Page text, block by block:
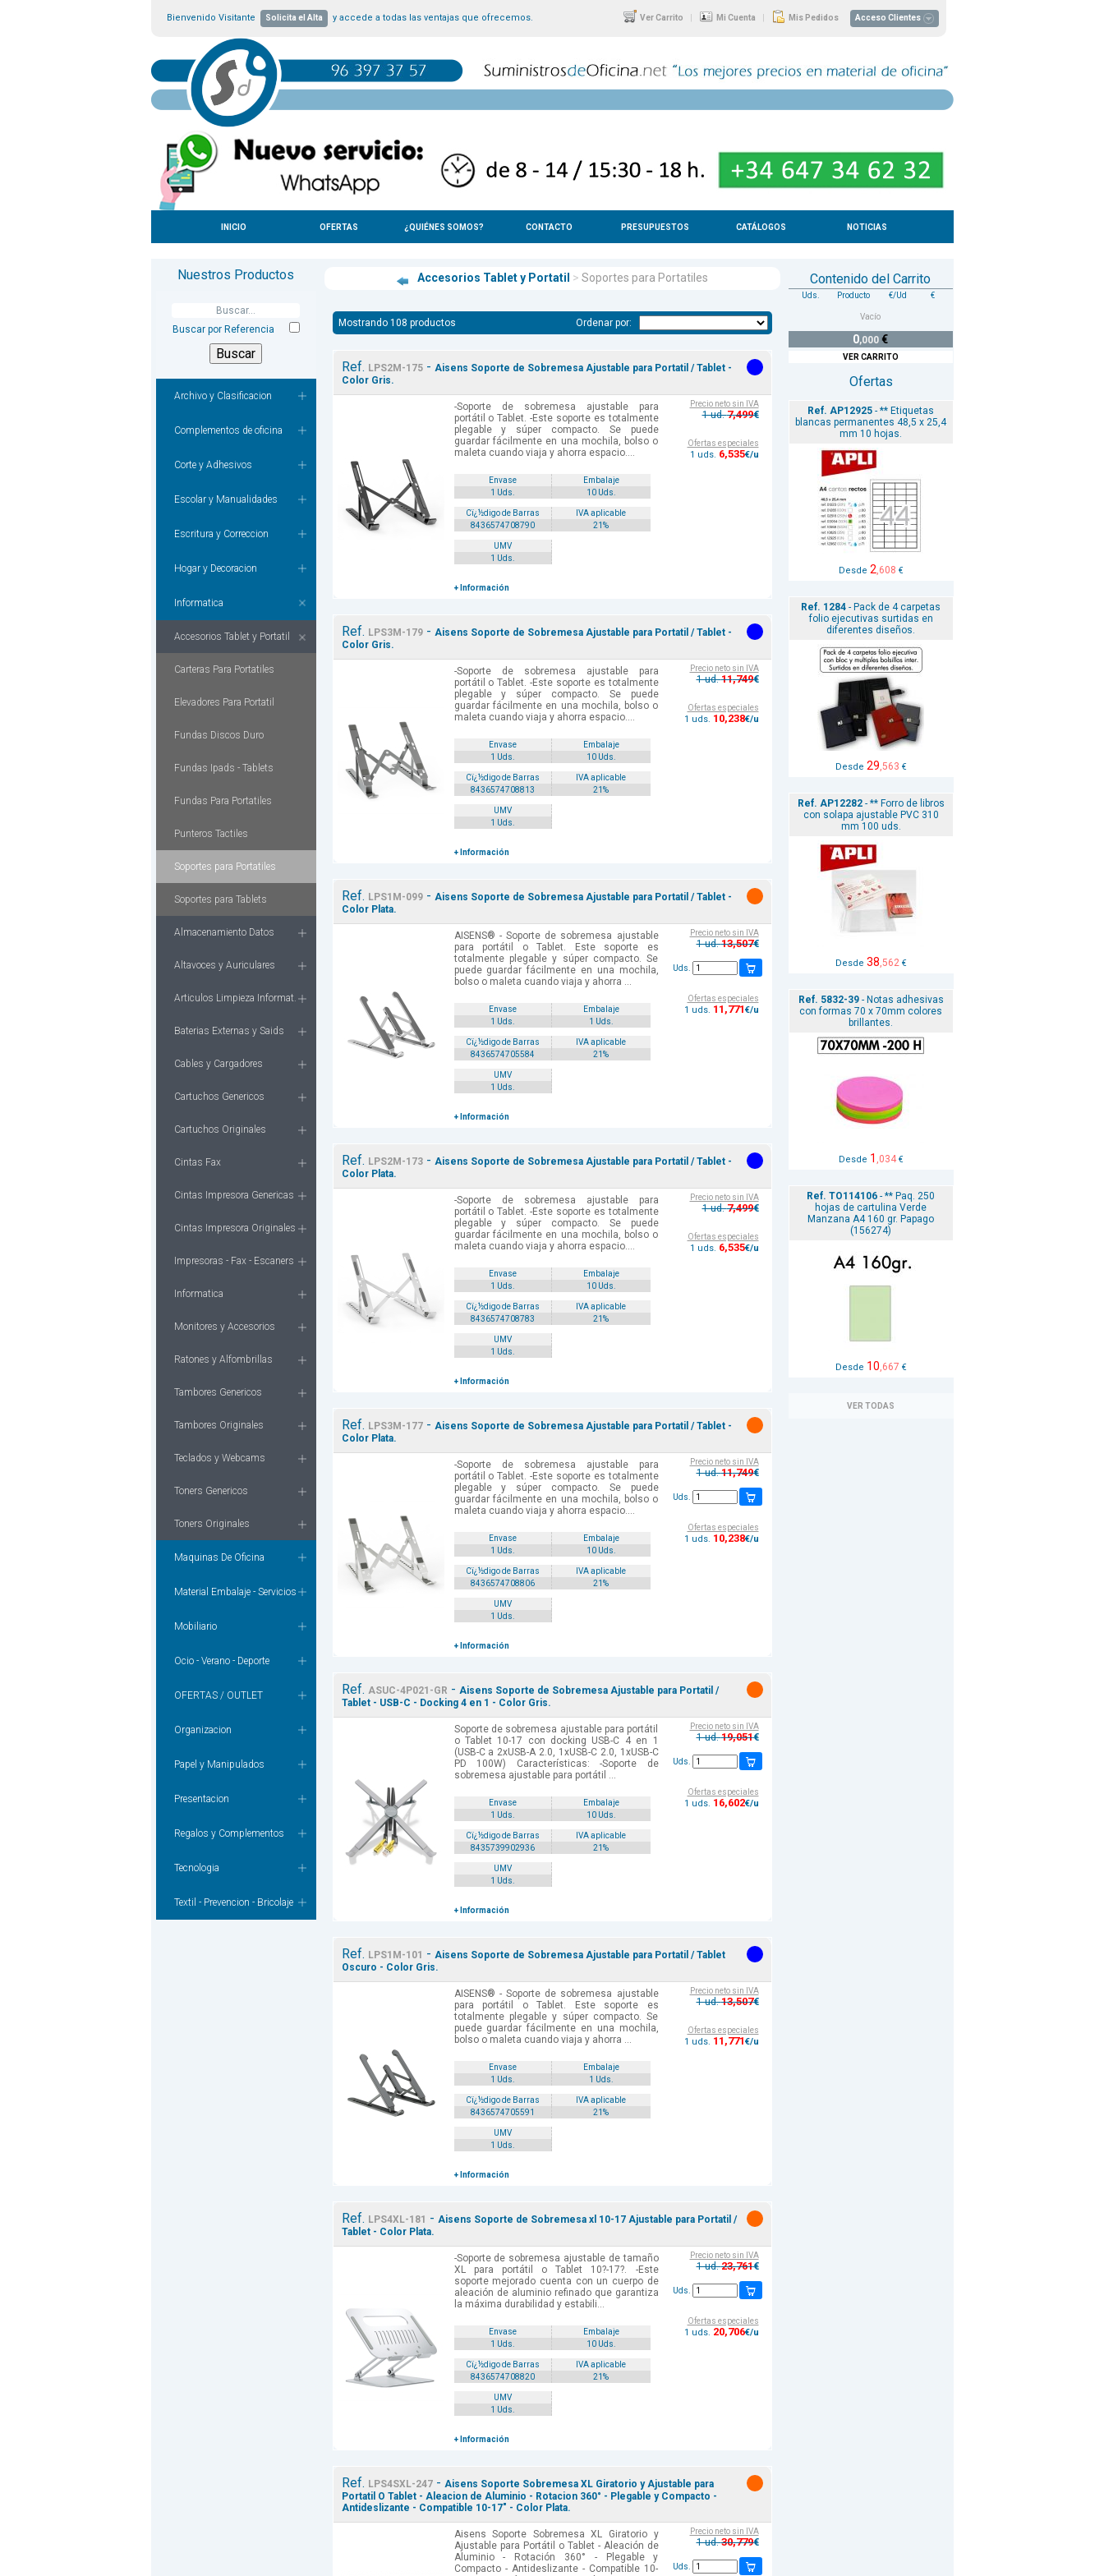
Bienvenido Visitante Solicita el Alta y accede a todas las ventajas que ofrecemos. Ver Carrito | Mi Cuenta | Mis Pedidos Acceso Clientes
INICIO OFERTAS ¿QUIÉNES SOMOS? CONTACTO PRESUPUESTOS CATÁLOGOS NOTICIAS
Nuestros Productos
Buscar por Referencia
Archivo y Clasificacion
Complementos de oficina
Corte y Adhesivos
Escolar y Manualidades
Escritura y Correccion
Hogar y Decoracion
Informatica
Accesorios Tablet y Portatil
Carteras Para Portatiles
Elevadores Para Portatil
Fundas Discos Duro
Fundas Ipads - Tablets
Fundas Para Portatiles
Punteros Tactiles
Soportes para Portatiles
Soportes para Tablets
Almacenamiento Datos
Altavoces y Auriculares
Articulos Limpieza Informat.
Baterias Externas y Saids
Cables y Cargadores
Cartuchos Genericos
Cartuchos Originales
Cintas Fax
Cintas Impresora Genericas
Cintas Impresora Originales
Impresoras - Fax - Escaners
Informatica
Monitores y Accesorios
Ratones y Alfombrillas
Tambores Genericos
Tambores Originales
Teclados y Webcams
Toners Genericos
Toners Originales
Maquinas De Oficina
Material Embalaje - Servicios
Mobiliario
Ocio - Verano - Deporte
OFERTAS / OUTLET
Organizacion
Papel y Manipulados
Presentacion
Regalos y Complementos
Tecnologia
Textil - Prevencion - Bricolaje
Accesorios Tablet y Portatil > Soportes para Portatiles
Mostrando 108 productos Ordenar por:
Ref. LPS2M-175- Aisens Soporte de Sobremesa Ajustable para Portatil / Tablet -
Color Gris.
-Soporte de sobremesa ajustable para
portátil o Tablet. -Este soporte es totalmente
plegable y súper compacto. Se puede
guardar fácilmente en una mochila, bolso o
maleta cuando viaja y ahorra espacio....
Envase
Embalaje
1 Uds.
10 Uds.
Cï¿½digo de Barras
IVA aplicable
8436574708790
21%
UMV
1 Uds.
+ Información
Precio neto sin IVA
1 ud.7,499€
Ofertas especiales
1 uds. 6,535€/u
Ref. LPS3M-179- Aisens Soporte de Sobremesa Ajustable para Portatil / Tablet -
Color Gris.
-Soporte de sobremesa ajustable para
portátil o Tablet. -Este soporte es totalmente
plegable y súper compacto. Se puede
guardar fácilmente en una mochila, bolso o
maleta cuando viaja y ahorra espacio....
Envase
Embalaje
1 Uds.
10 Uds.
Cï¿½digo de Barras
IVA aplicable
8436574708813
21%
UMV
1 Uds.
+ Información
Precio neto sin IVA
1 ud.11,749€
Ofertas especiales
1 uds. 10,238€/u
Ref. LPS1M-099- Aisens Soporte de Sobremesa Ajustable para Portatil / Tablet -
Color Plata.
AISENS® - Soporte de sobremesa ajustable
para portátil o Tablet. Este soporte es
totalmente plegable y súper compacto. Se
puede guardar fácilmente en una mochila,
bolso o maleta cuando viaja y ahorra ...
Envase
Embalaje
1 Uds.
1 Uds.
Cï¿½digo de Barras
IVA aplicable
8436574705584
21%
UMV
1 Uds.
+ Información
Precio neto sin IVA
1 ud.13,507€
Uds.
Ofertas especiales
1 uds. 11 ,771€/u
Ref. LPS2M-173- Aisens Soporte de Sobremesa Ajustable para Portatil / Tablet -
Color Plata.
-Soporte de sobremesa ajustable para
portátil o Tablet. -Este soporte es totalmente
plegable y súper compacto. Se puede
guardar fácilmente en una mochila, bolso o
maleta cuando viaja y ahorra espacio....
Envase
Embalaje
1 Uds.
10 Uds.
Cï¿½digo de Barras
IVA aplicable
8436574708783
21%
UMV
1 Uds.
+ Información
Precio neto sin IVA
1 ud.7,499€
Ofertas especiales
1 uds. 6,535€/u
Ref. LPS3M-177- Aisens Soporte de Sobremesa Ajustable para Portatil / Tablet -
Color Plata.
-Soporte de sobremesa ajustable para
portátil o Tablet. -Este soporte es totalmente
plegable y súper compacto. Se puede
guardar fácilmente en una mochila, bolso o
maleta cuando viaja y ahorra espacio....
Envase
Embalaje
1 Uds.
10 Uds.
Cï¿½digo de Barras
IVA aplicable
8436574708806
21%
UMV
1 Uds.
+ Información
Precio neto sin IVA
1 ud.11,749€
Uds.
Ofertas especiales
1 uds. 10,238€/u
Ref. ASUC-4P021-GR - Aisens Soporte de Sobremesa Ajustable para Portatil /
Tablet - USB-C - Docking 4 en 1 - Color Gris.
Soporte de sobremesa ajustable para portátil
o Tablet 10-17 con docking USB-C 4 en 1
(USB-C a 2xUSB-A 2.0, 1xUSB-C 2.0, 1xUSB-C
PD 100W) Características: -Soporte de
sobremesa ajustable para portátil ...
Envase
Embalaje
1 Uds.
10 Uds.
Cï¿½digo de Barras
IVA aplicable
8435739902936
21%
UMV
1 Uds.
+ Información
Precio neto sin IVA
1 ud.19,051€
Uds.
Ofertas especiales
1 uds. 16,602€/u
Ref. LPS1M-101 - Aisens Soporte de Sobremesa Ajustable para Portatil / Tablet
Oscuro - Color Gris.
AISENS® - Soporte de sobremesa ajustable
para portátil o Tablet. Este soporte es
totalmente plegable y súper compacto. Se
puede guardar fácilmente en una mochila,
bolso o maleta cuando viaja y ahorra ...
Envase
Embalaje
1 Uds.
1 Uds.
Cï¿½digo de Barras
IVA aplicable
8436574705591
21%
UMV
1 Uds.
+ Información
Precio neto sin IVA
1 ud.13,507€
Ofertas especiales
1 uds. 11 ,771€/u
Ref. LPS4XL-181 - Aisens Soporte de Sobremesa xl 10-17 Ajustable para Portatil /
Tablet - Color Plata.
-Soporte de sobremesa ajustable de tamaño
XL para portátil o Tablet 10?-17?. -Este
soporte mejorado cuenta con un cuerpo de
aleación de aluminio refinado que garantiza
la máxima durabilidad y estabili...
Envase
Embalaje
1 Uds.
10 Uds.
Cï¿½digo de Barras
IVA aplicable
8436574708820
21%
UMV
1 Uds.
+ Información
Precio neto sin IVA
1 ud.23,761€
Uds.
Ofertas especiales
1 uds. 20,706€/u
Ref. LPS4SXL-247- Aisens Soporte Sobremesa XL Giratorio y Ajustable para
Portatil O Tablet - Aleacion de Aluminio - Rotacion 360° - Plegable y Compacto -
Antideslizante - Compatible 10-17" - Color Plata.
Aisens Soporte Sobremesa XL Giratorio y
Ajustable para Portátil o Tablet - Aleación de
Aluminio - Rotación 360° - Plegable y
Compacto - Antideslizante - Compatible 10-
Precio neto sin IVA
1 ud.30,779€
Uds.
Contenido del Carrito
Uds. Producto €/Ud €
Vacío
0,000 €
VER CARRITO
Ofertas
Ref. AP12925 - ** Etiquetas
blancas permanentes 48,5 x 25,4
mm 10 hojas.
Desde 2,608 €
Ref. 1284 - Pack de 4 carpetas
folio ejecutivas surtidas en
diferentes diseños.
Desde 29,563 €
Ref. AP12282- ** Forro de libros
con solapa ajustable PVC 310
mm 100 uds.
Desde 38,562€
Ref. 5832-39- Notas adhesivas
con formas 70 x 70mm colores
brillantes.
Desde 1 ,034€
Ref. TO114106 - ** Paq. 250
hojas de cartulina Verde
Manzana A4 160 gr. Papago
(156274)
Desde 10,667 €
VER TODAS